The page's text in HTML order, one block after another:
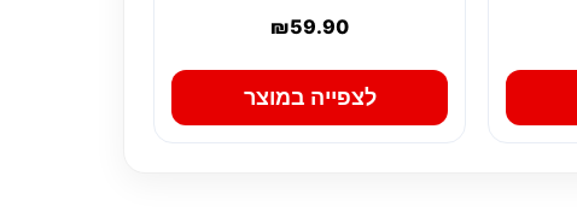
₪59.90
לצפייה במוצר